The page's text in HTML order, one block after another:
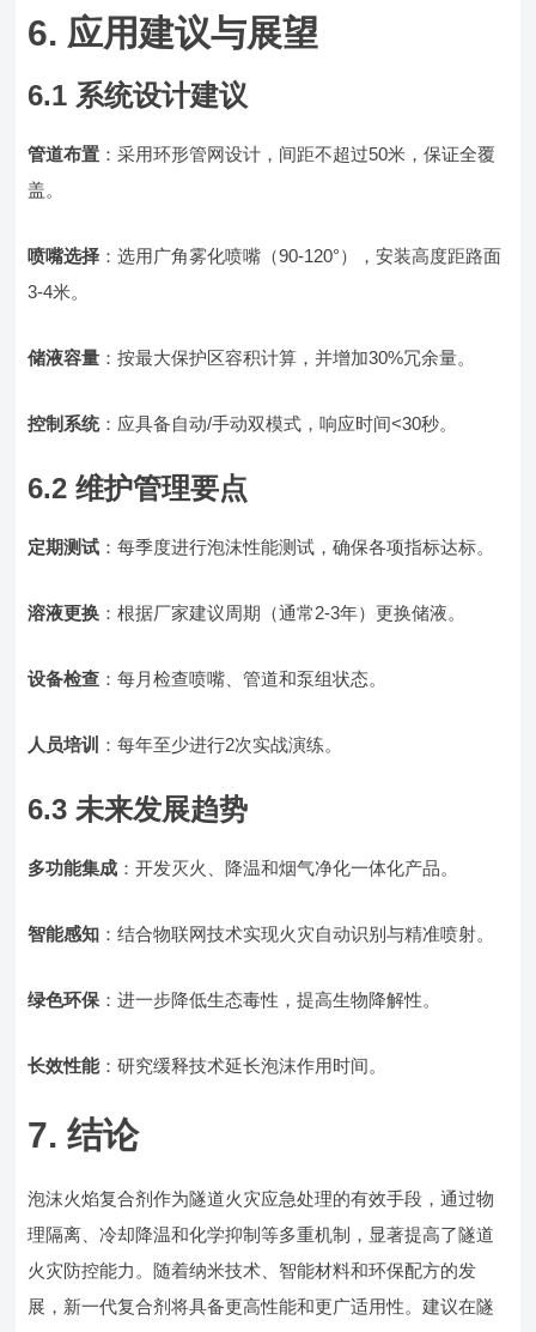
6. 应用建议与展望
6.1 系统设计建议
管道布置 ：采用环形管网设计，间距不超过50米，保证全覆
盖。
喷嘴选择 ：选用广角雾化喷嘴（90-120°），安装高度距路面
3-4米。
储液容量 ：按最大保护区容积计算，并增加30%冗余量。
控制系统：应具备自动/手动双模式，响应时间<30秒。
6.2 维护管理要点
定期测试 ：每季度进行泡沫性能测试，确保各项指标达标。
溶液更换 ：根据厂家建议周期（通常2-3年）更换储液。
设备检查 ：每月检查喷嘴、管道和泵组状态。
人员培训 ：每年至少进行2次实战演练。
6.3 未来发展趋势
多功能集成 ：开发灭火、降温和烟气净化一体化产品。
智能感知 ：结合物联网技术实现火灾自动识别与精准喷射。
绿色环保 ：进一步降低生态毒性，提高生物降解性。
长效性能：研究缓释技术延长泡沫作用时间。
7. 结论
泡沫火焰复合剂作为隧道火灾应急处理的有效手段，通过物
理隔离、冷却降温和化学抑制等多重机制，显著提高了隧道
火灾防控能力。随着纳米技术、智能材料和环保配方的发
展，新一代复合剂将具备更高性能和更广适用性。建议在隧